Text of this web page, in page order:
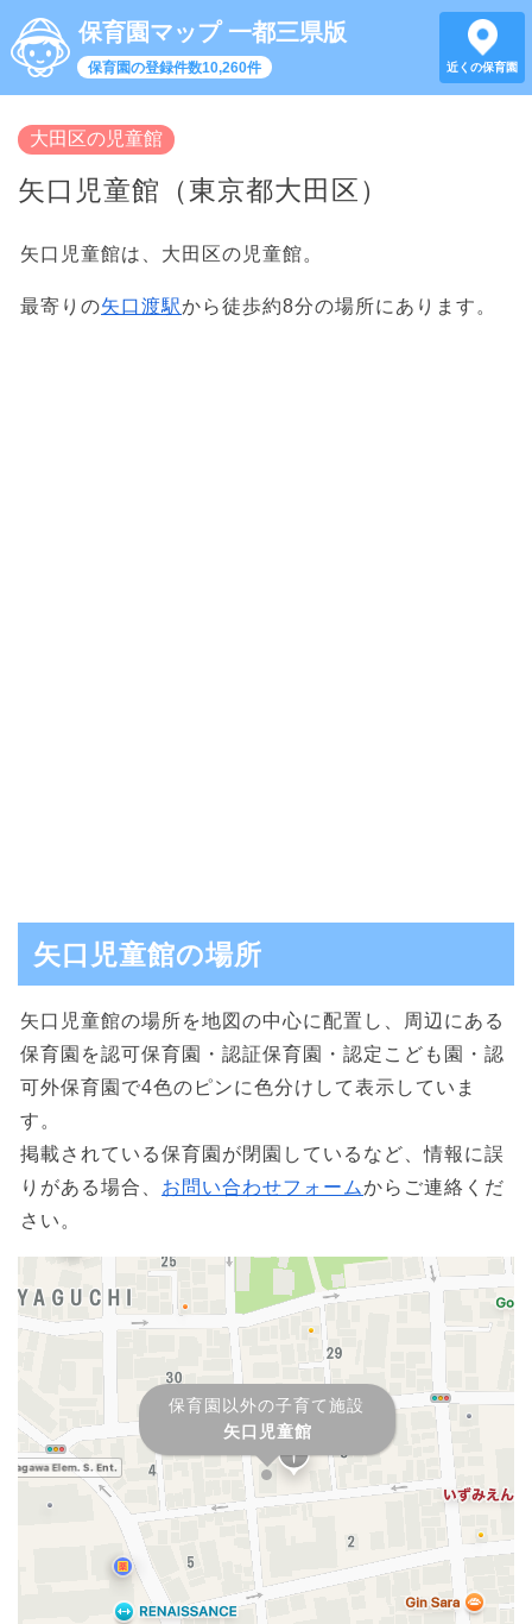
保育園マップ 一都三県版
保育園の登録件数10,260件 近くの保育園
大田区の児童館
矢口児童館（東京都大田区）
矢口児童館は、大田区の児童館。
最寄りの矢口渡駅から徒歩約8分の場所にあります。
矢口児童館の場所
矢口児童館の場所を地図の中心に配置し、周辺にある
保育園を認可保育園・認証保育園・認定こども園・認
可外保育園で4色のピンに色分けして表示していま
す。
掲載されている保育園が閉園しているなど、情報に誤
りがある場合、 お問い合わせフォームからご連絡くだ
さい。
保育園以外の子育て施設
矢口児童館